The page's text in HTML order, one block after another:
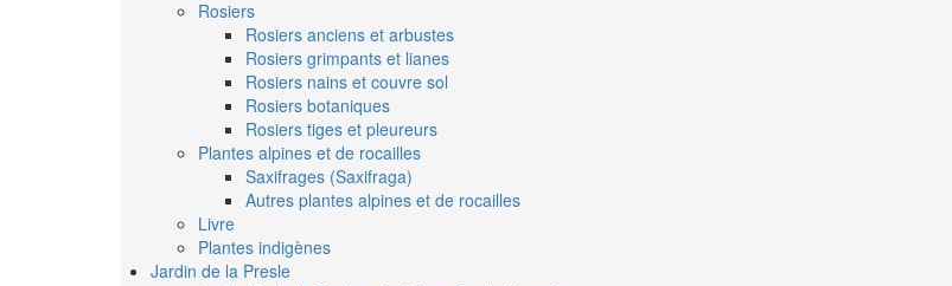
Rosiers
Rosiers anciens et arbustes
Rosiers grimpants et lianes
Rosiers nains et couvre sol
Rosiers botaniques
Rosiers tiges et pleureurs
Plantes alpines et de rocailles
Saxifrages (Saxifraga)
Autres plantes alpines et de rocailles
Livre
Plantes indigènes
Jardin de la Presle